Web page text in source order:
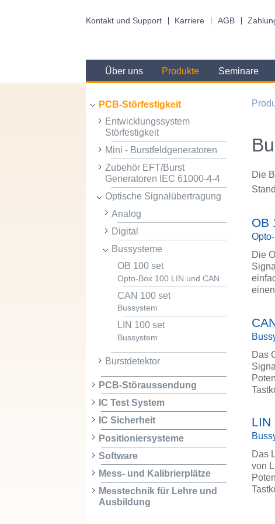
Kontakt und Support Karriere AGB
Über uns Produkte Seminare
PCB-Störfestigkeit
Entwicklungssystem
Störfestigkeit
Mini - Burstfeldgeneratoren
Zubehör EFT/Burst
Generatoren IEC 61000-4-4
Optische Signalübertragung
Analog
Digital
Bussysteme
OB 100 set
Opto-Box 100 LIN und CAN
CAN 100 set
Bussystem
LIN 100 set
Bussystem
Burstdetektor
PCB-Störaussendung
IC Test System
IC Sicherheit
Positioniersysteme
Software
Mess- und Kalibrierplätze
Messtechnik für Lehre und
Ausbildung
Die
OB
Die
Das
LIN
Das
von